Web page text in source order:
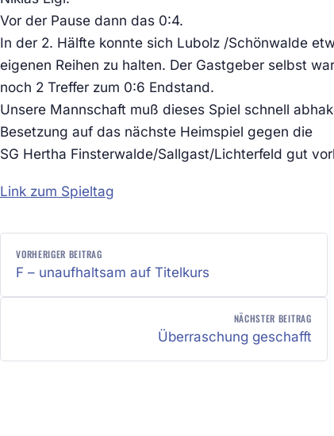
Vor der Pause dann das 0:4.
In der 2. Hälfte konnte sich Lubolz /Schönwalde
eigenen Reihen zu halten. Der Gastgeber selbst
noch 2 Treffer zum 0:6 Endstand.
Unsere Mannschaft muß dieses Spiel schnell
Besetzung auf das nächste Heimspiel gegen die
SG Hertha Finsterwalde/Sallgast/Lichterfeld gut
Link zum Spieltag
BEITRAGSNAVIGATION
VORHERIGER BEITRAG
F – unaufhaltsam auf Titelkurs
NÄCHSTER BEITRAG
Überraschung geschafft